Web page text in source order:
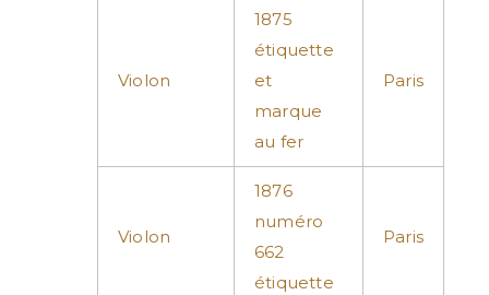
Violon
1875
étiquette
et
marque
au fer
Paris
Violon
1876
numéro
662
étiquette
Paris